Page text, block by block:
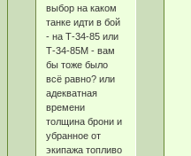
выбор на каком
танке идти в бой
- на Т-34-85 или
Т-34-85М - вам
бы тоже было
всё равно? или
адекватная
времени
толщина брони и
убранное от
экипажа топливо